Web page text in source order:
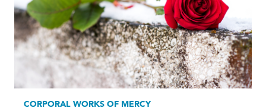
CORPORAL WORKS OF MERCY